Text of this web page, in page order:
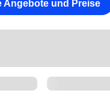
Angebote und Preise